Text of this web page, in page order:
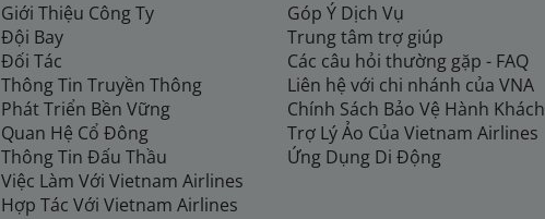
Giới Thiệu Công Ty
Đội Bay
Đối Tác
Thông Tin Truyền Thông
Phát Triển Bền Vững
Quan Hệ Cổ Đông
Thông Tin Đấu Thầu
Việc Làm Với Vietnam Airlines
Hợp Tác Với Vietnam Airlines
Góp Ý Dịch Vụ
Trung tâm trợ giúp
Các câu hỏi thường gặp - FAQ
Liên hệ với chi nhánh của VNA
Chính Sách Bảo Vệ Hành Khách
Trợ Lý Ảo Của Vietnam Airlines
Ứng Dụng Di Động